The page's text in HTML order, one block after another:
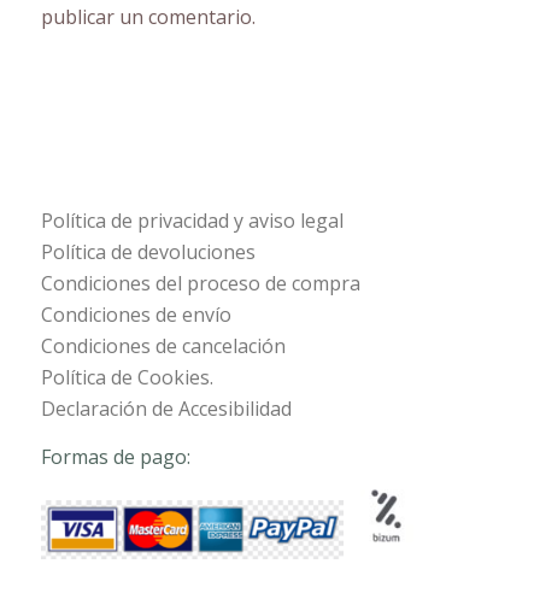
publicar un comentario.
Política de privacidad y aviso legal
Política de devoluciones
Condiciones del proceso de compra
Condiciones de envío
Condiciones de cancelación
Política de Cookies.
Declaración de Accesibilidad
Formas de pago: